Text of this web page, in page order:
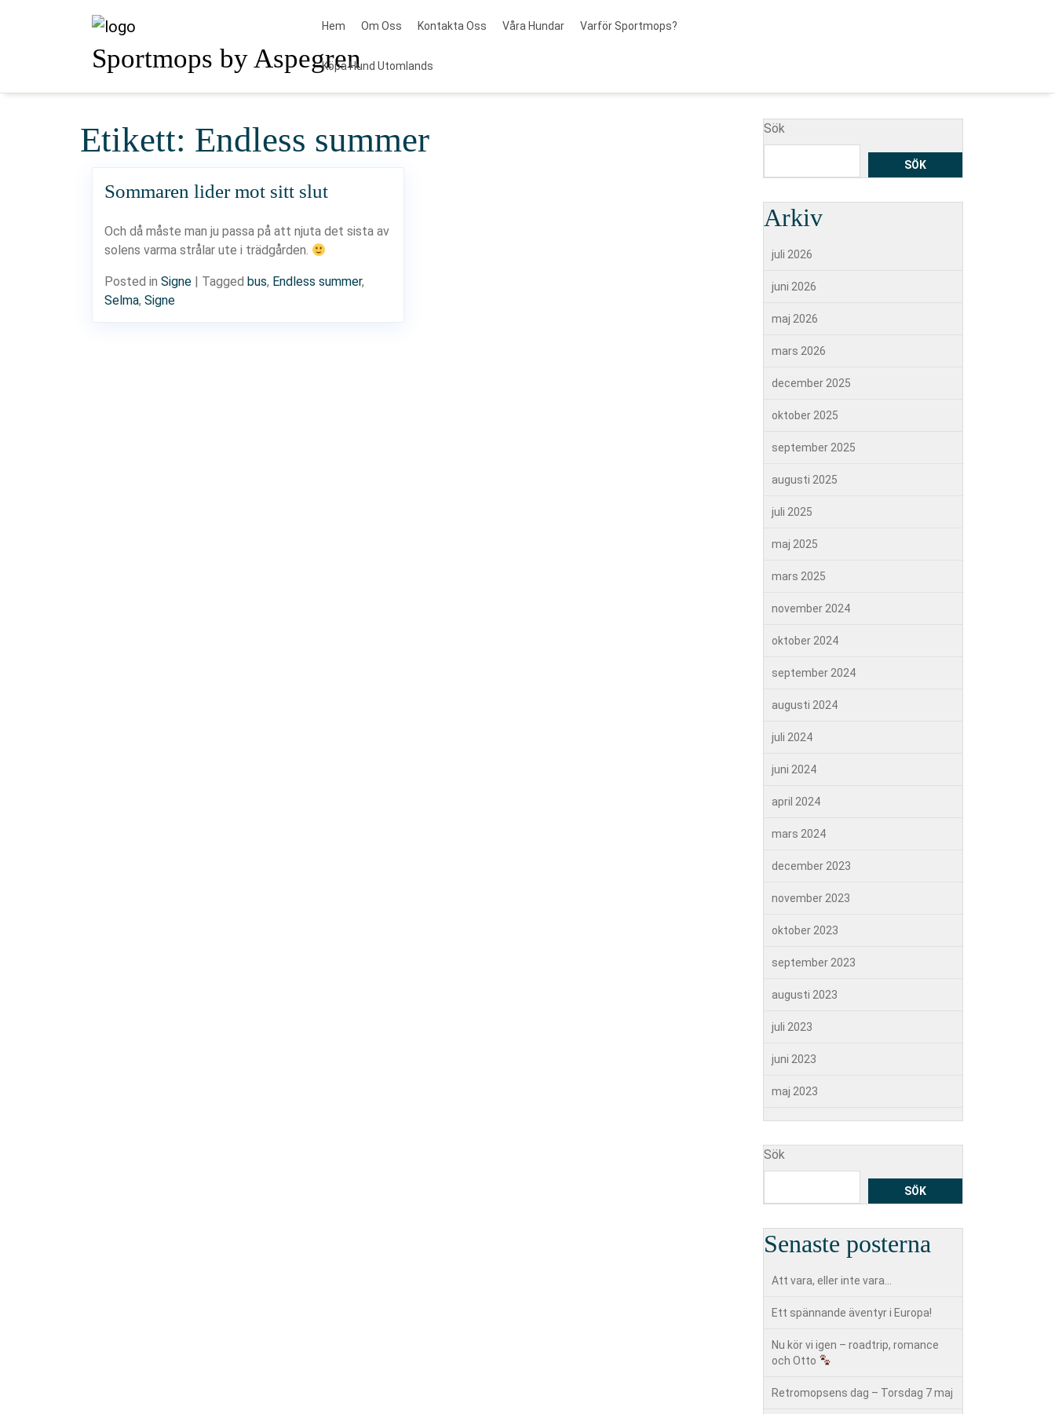
Sportmops by Aspegren
Hem Om Oss Kontakta Oss Våra Hundar Varför Sportmops?
Köpa Hund Utomlands
Etikett: Endless summer
Sommaren lider mot sitt slut
Och då måste man ju passa på att njuta det sista av
solens varma strålar ute i trädgården.
Posted in Signe | Tagged bus, Endless summer,
Selma, Signe
Sök
SÖK
Arkiv
juli 2026
juni 2026
maj 2026
mars 2026
december 2025
oktober 2025
september 2025
augusti 2025
juli 2025
maj 2025
mars 2025
november 2024
oktober 2024
september 2024
augusti 2024
juli 2024
juni 2024
april 2024
mars 2024
december 2023
november 2023
oktober 2023
september 2023
augusti 2023
juli 2023
juni 2023
maj 2023
Sök
SÖK
Senaste posterna
Att vara, eller inte vara…
Ett spännande äventyr i Europa!
Nu kör vi igen – roadtrip, romance
och Otto
Retromopsens dag – Torsdag 7 maj